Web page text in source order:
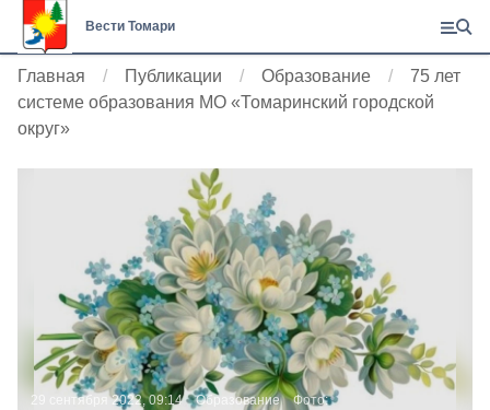
Вести Томари
Главная Публикации Образование
75 лет
системе образования МО «Томаринский городской
округ»
29 сентября 2022, 09:14 Образование Фото: